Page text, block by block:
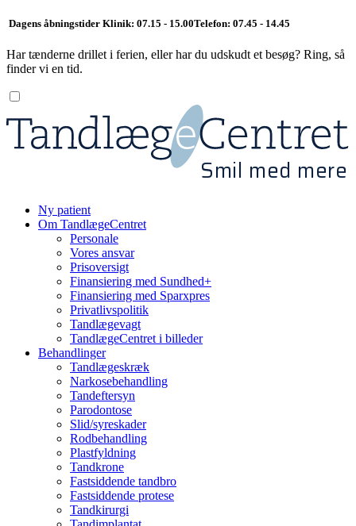
Dagens åbningstider Klinik: 07.15 - 15.00Telefon: 07.45 - 14.45
Har tænderne drillet i ferien, eller har du udskudt et besøg? Ring, så
finder vi en tid.
Smil med mere
Ny patient
Om TandlægeCentret
Personale
Vores ansvar
Prisoversigt
Finansiering med Sundhed+
Finansiering med Sparxpres
Privatlivspolitik
Tandlægevagt
TandlægeCentret i billeder
Behandlinger
Tandlægeskræk
Narkosebehandling
Tandeftersyn
Parodontose
Slid/syreskader
Rodbehandling
Plastfyldning
Tandkrone
Fastsiddende tandbro
Fastsiddende protese
Tandkirurgi